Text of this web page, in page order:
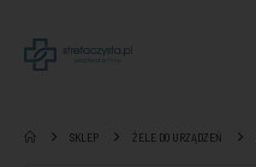
SKLEP ŻELE DO URZĄDZEŃ